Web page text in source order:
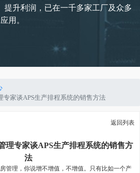
提升利润，已在一千多家工厂及众多
用。
专家谈APS生产排程系统的销售方法
返回列表
理专家谈APS生产排程系统的销售方
法
管理，你说增不增值，不增值。只有比如一个产